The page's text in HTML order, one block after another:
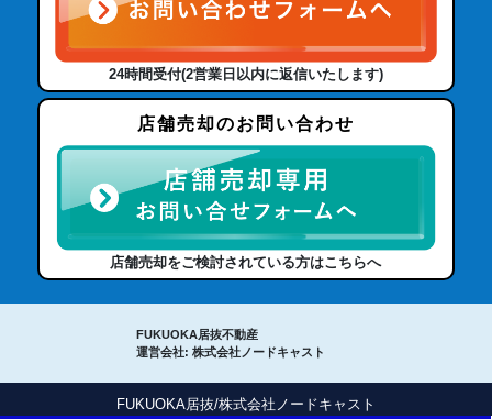
24時間受付(2営業日以内に返信いたします)
店舗売却のお問い合わせ
店舗売却をご検討されている方はこちらへ
FUKUOKA居抜不動産
運営会社: 株式会社ノードキャスト
FUKUOKA居抜/株式会社ノードキャスト